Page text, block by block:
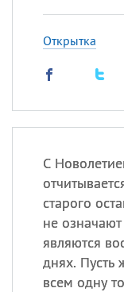
Открытка
С
старого
не
являются
днях. Пусть
всем одну